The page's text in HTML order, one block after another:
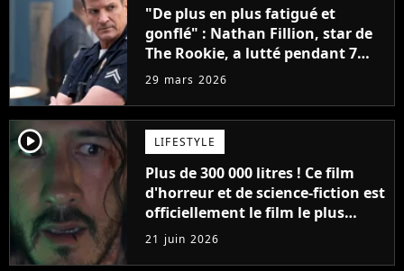
"De plus en plus fatigué et
gonflé" : Nathan Fillion, star de
The Rookie, a lutté pendant 7
ans avec un rôle qui le détruisait
29 mars 2026
player2 LIFESTYLE
Plus de 300 000 litres ! Ce film
d'horreur et de science-fiction est
officiellement le film le plus
sanglant de tous les temps
21 juin 2026